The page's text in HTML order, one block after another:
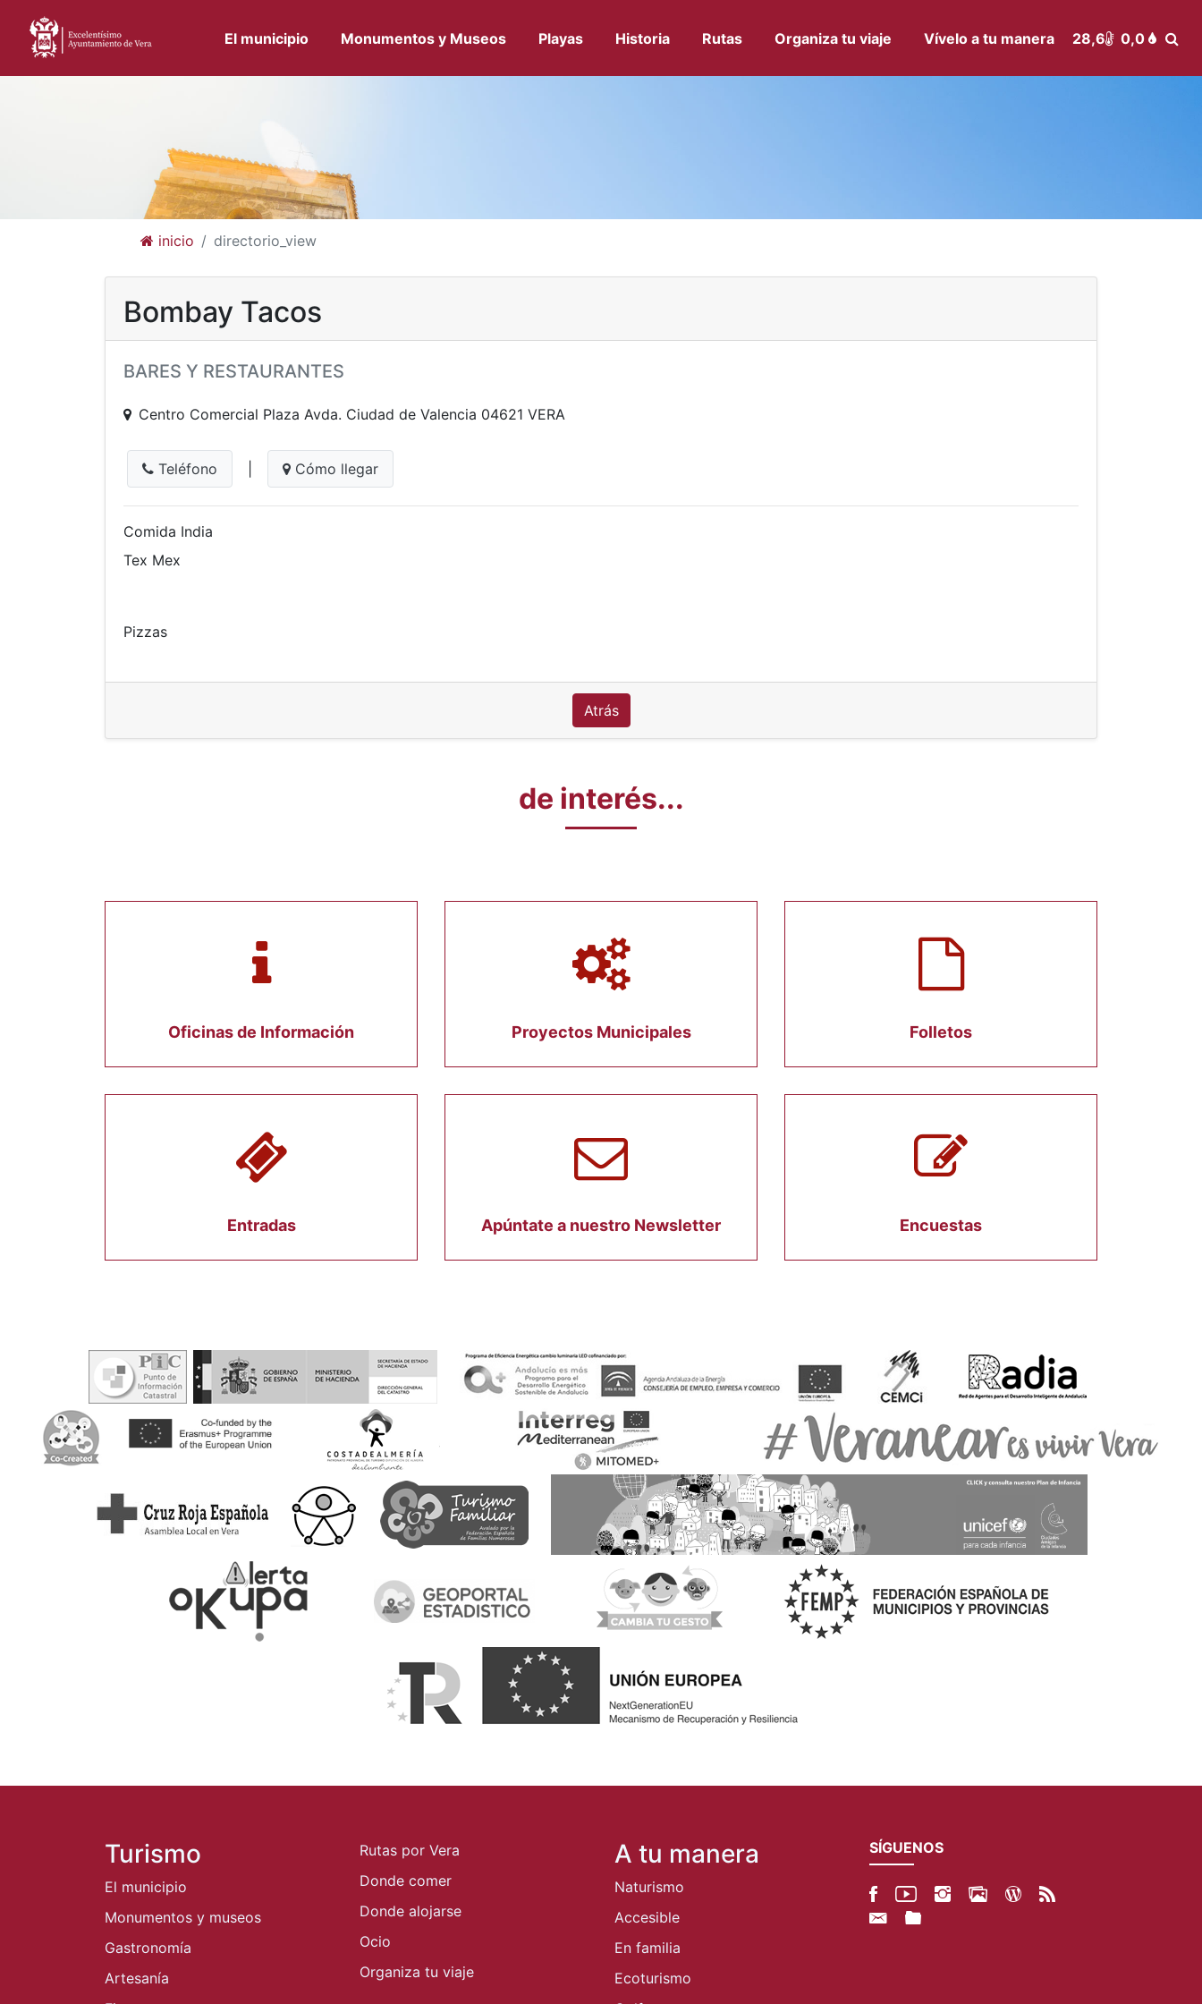
El municipio Monumentos y Museos Playas Historia Rutas Organiza tu viaje Vívelo a tu manera 28,6 0,0
inicio directorio_view
Bombay Tacos
BARES Y RESTAURANTES
Centro Comercial Plaza Avda. Ciudad de Valencia 04621 VERA
Teléfono Cómo llegar
Comida India
Tex Mex
Pizzas
Atrás
de interés...
Oficinas de Información Proyectos Municipales Folletos
Entradas Apúntate a nuestro Newsletter Encuestas
Turismo
El municipio
Monumentos y museos
Gastronomía
Artesanía
Rutas por Vera
Donde comer
Donde alojarse
Ocio
Organiza tu viaje
A tu manera
Naturismo
Accesible
En familia
Ecoturismo
SÍGUENOS